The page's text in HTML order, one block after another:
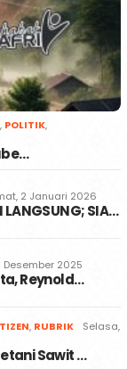
, POLITIK,
2 Januari 2026
LANGSUNG; SIA…
Desember 2025
Reynold…
, RUBRIK
Selasa,
Sawit …